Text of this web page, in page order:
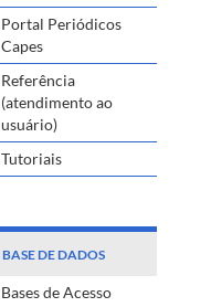
Portal Periódicos
Capes
Referência
(atendimento ao
usuário)
Tutoriais
BASE DE DADOS
Bases de Acesso